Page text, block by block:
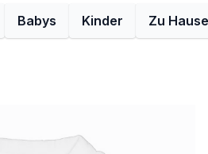
Babys Kinder Zu Hause